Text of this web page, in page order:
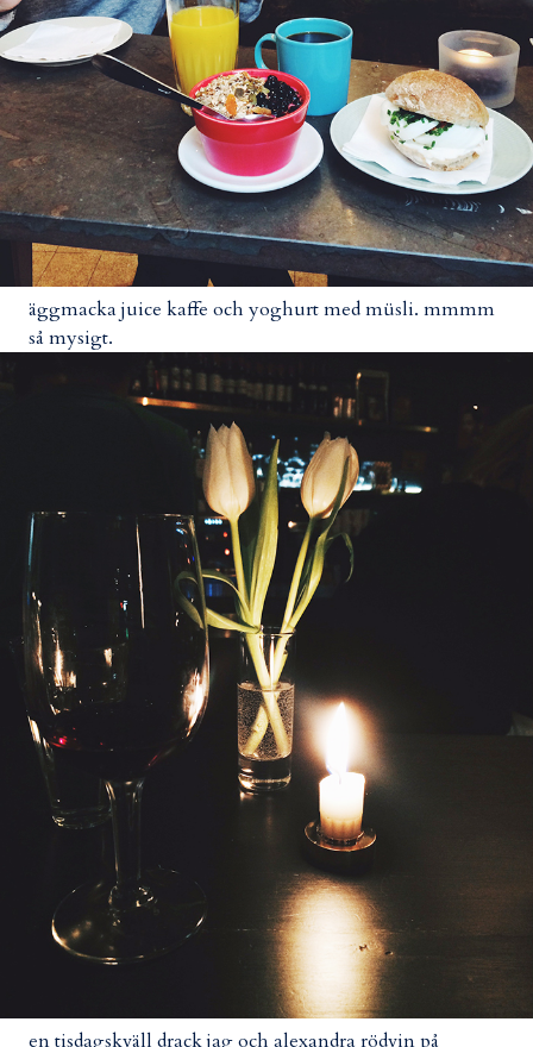
äggmacka juice kaffe och yoghurt med müsli. mmmm
så mysigt.
en tisdagskväll drack jag och alexandra rödvin på